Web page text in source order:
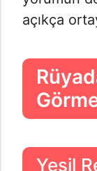
açıkça
Yeşil